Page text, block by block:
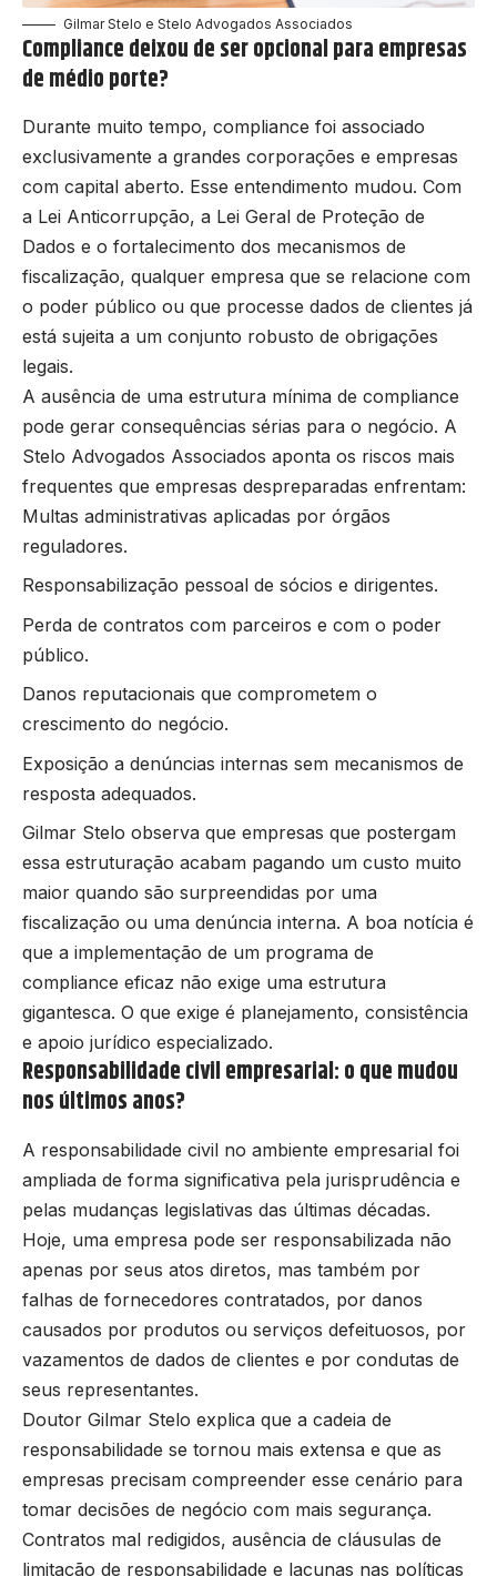
Gilmar Stelo e Stelo Advogados Associados
Compliance deixou de ser opcional para empresas
de médio porte?
Durante muito tempo, compliance foi associado
exclusivamente a grandes corporações e empresas
com capital aberto. Esse entendimento mudou. Com
a Lei Anticorrupção, a Lei Geral de Proteção de
Dados e o fortalecimento dos mecanismos de
fiscalização, qualquer empresa que se relacione com
o poder público ou que processe dados de clientes já
está sujeita a um conjunto robusto de obrigações
legais.
A ausência de uma estrutura mínima de compliance
pode gerar consequências sérias para o negócio. A
Stelo Advogados Associados aponta os riscos mais
frequentes que empresas despreparadas enfrentam:
Multas administrativas aplicadas por órgãos
reguladores.
Responsabilização pessoal de sócios e dirigentes.
Perda de contratos com parceiros e com o poder
público.
Danos reputacionais que comprometem o
crescimento do negócio.
Exposição a denúncias internas sem mecanismos de
resposta adequados.
Gilmar Stelo observa que empresas que postergam
essa estruturação acabam pagando um custo muito
maior quando são surpreendidas por uma
fiscalização ou uma denúncia interna. A boa notícia é
que a implementação de um programa de
compliance eficaz não exige uma estrutura
gigantesca. O que exige é planejamento, consistência
e apoio jurídico especializado.
Responsabilidade civil empresarial: o que mudou
nos últimos anos?
A responsabilidade civil no ambiente empresarial foi
ampliada de forma significativa pela jurisprudência e
pelas mudanças legislativas das últimas décadas.
Hoje, uma empresa pode ser responsabilizada não
apenas por seus atos diretos, mas também por
falhas de fornecedores contratados, por danos
causados por produtos ou serviços defeituosos, por
vazamentos de dados de clientes e por condutas de
seus representantes.
Doutor Gilmar Stelo explica que a cadeia de
responsabilidade se tornou mais extensa e que as
empresas precisam compreender esse cenário para
tomar decisões de negócio com mais segurança.
Contratos mal redigidos, ausência de cláusulas de
limitação de responsabilidade e lacunas nas políticas